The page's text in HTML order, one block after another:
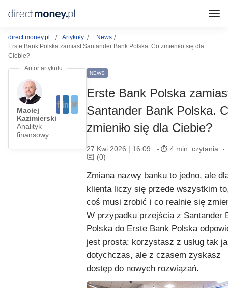
direct.money.pl Artykuły
News
Erste Bank Polska zamiast Santander Bank Polska. Co zmieniło się dla
Ciebie?
Maciej
Kazimierski
Analityk
finansowy
NEWS
Erste Bank Polska
Santander Bank Polska.
zmieniło się dla Ciebie?
27 Kwi 2026 | 16:09
4 min. czytania
(0)
Zmiana nazwy banku to jedno, ale
klienta liczy się przede wszystkim
coś musi zrobić i co realnie się
W przypadku przejścia z Santander
Polska do Erste Bank Polska
jest prosta: korzystasz z usług tak
dotychczas, ale z czasem zyskasz
dostęp do nowych rozwiązań.